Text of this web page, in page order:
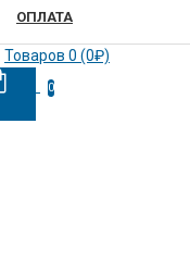
ОПЛАТА
Товаров 0 (0₽)
0